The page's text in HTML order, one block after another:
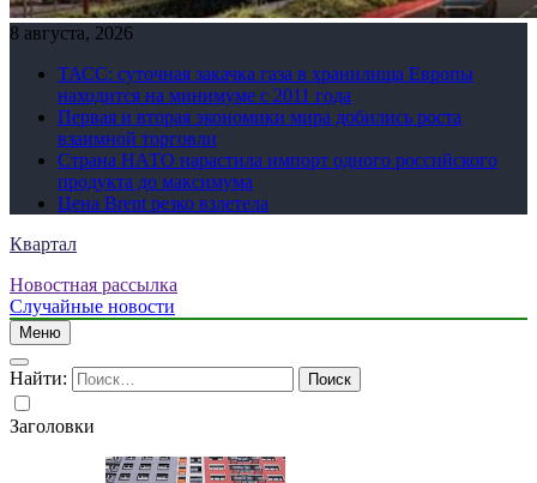
8 августа, 2026
ТАСС: суточная закачка газа в хранилища Европы
находится на минимуме с 2011 года
Первая и вторая экономики мира добились роста
взаимной торговли
Страна НАТО нарастила импорт одного российского
продукта до максимума
Цена Brent резко взлетела
Квартал
Новостная рассылка
Случайные новости
Меню
Найти:
Заголовки